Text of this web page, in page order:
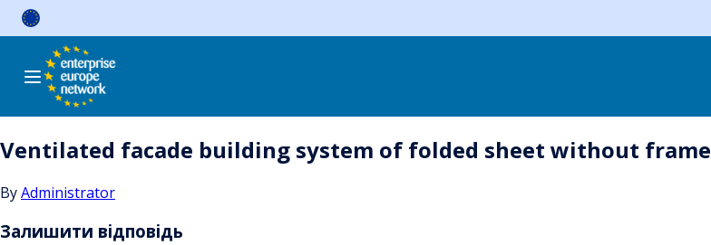
Skip
Ventilated facade building system of folded sheet without frame
ByAdministrator
Залишити відповідь